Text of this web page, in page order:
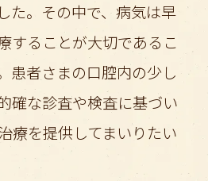
た。その中で、病気は早
することが大切であるこ
患者さまの口腔内の少し
確な診査や検査に基づい
療を提供してまいりたい